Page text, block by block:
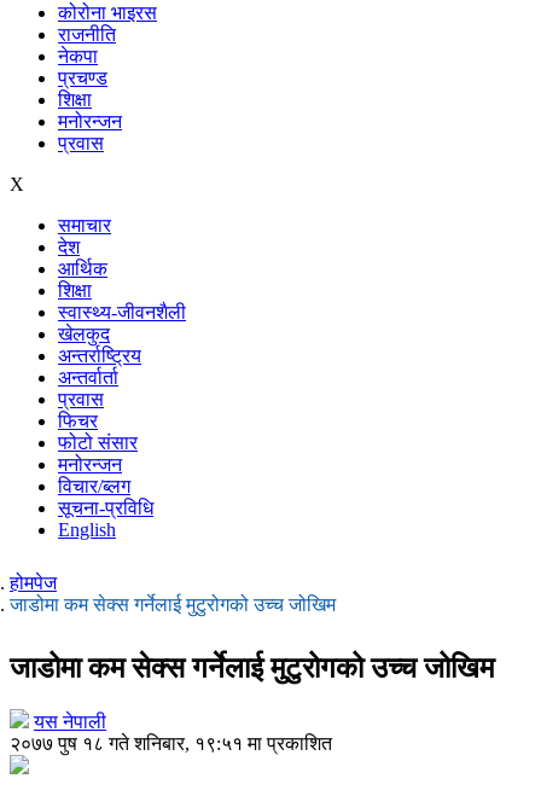
कोरोना भाइरस
राजनीति
नेकपा
प्रचण्ड
शिक्षा
मनोरन्जन
प्रवास
X
समाचार
देश
आर्थिक
शिक्षा
स्वास्थ्य-जीवनशैली
खेलकुद
अन्तर्राष्ट्रिय
अन्तर्वार्ता
प्रवास
फिचर
फोटो संसार
मनोरन्जन
विचार/ब्लग
सूचना-प्रविधि
English
होमपेज
जाडोमा कम सेक्स गर्नेलाई मुटुरोगको उच्च जोखिम
जाडोमा कम सेक्स गर्नेलाई मुटुरोगको उच्च जोखिम
यस नेपाली
२०७७ पुष १८ गते शनिबार, १९:५१ मा प्रकाशित